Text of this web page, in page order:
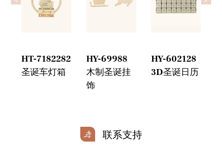
HT-7182282
圣诞车灯箱
HY-69988
木制圣诞挂
饰
HY-602128
3D圣诞日历
联系支持